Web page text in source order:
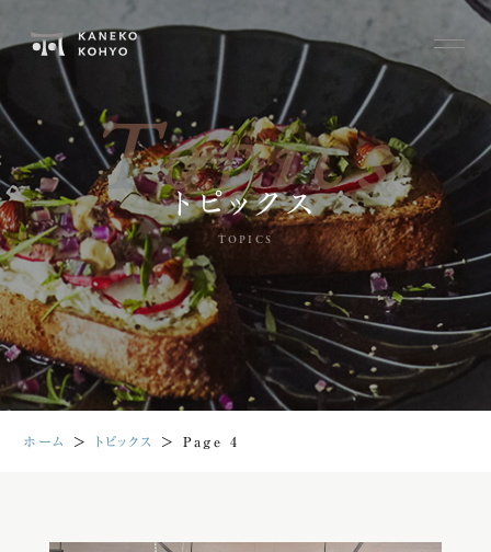
Topics
トピックス
TOPICS
ホーム ＞ トピックス ＞ Page 4